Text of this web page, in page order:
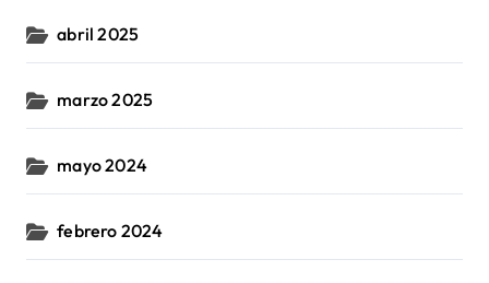
abril 2025
marzo 2025
mayo 2024
febrero 2024